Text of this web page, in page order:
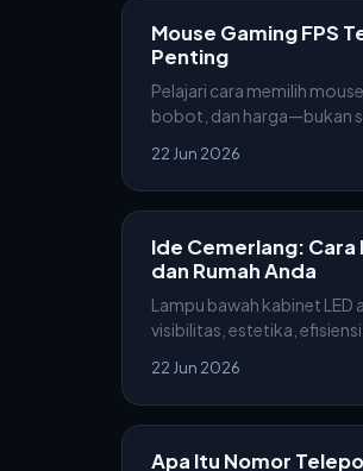
Mouse Gaming FPS
Penting
Pelajari cara memilih
bobot, dan harga—bukan
22 Jun 2026
Ide Cemerlang: Cara
dan Rumah Anda
Lampu bawah kabinet
visibilitas, estetika, efisiensi
22 Jun 2026
Apa Itu Nomor